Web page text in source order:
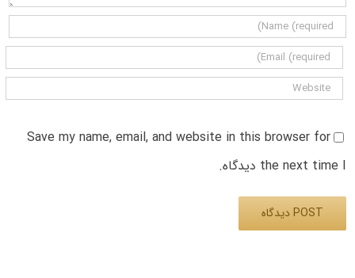
Save my name, email, and website in this browser for
the next time I دیدگاه.